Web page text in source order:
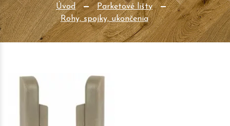
Úvod
Parketové lišty
Rohy, spojky, ukončenia